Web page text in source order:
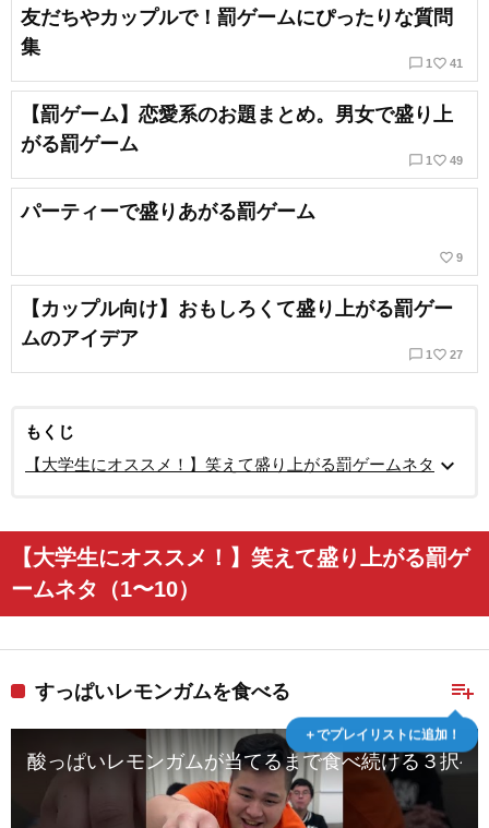
友だちやカップルで！罰ゲームにぴったりな質問
集
chat_bubble_outline 1 favorite_border 41
【罰ゲーム】恋愛系のお題まとめ。男女で盛り上
がる罰ゲーム
chat_bubble_outline 1 favorite_border 49
パーティーで盛りあがる罰ゲーム
favorite_border 9
【カップル向け】おもしろくて盛り上がる罰ゲー
ムのアイデア
chat_bubble_outline 1 favorite_border 27
もくじ
【大学生にオススメ！】笑えて盛り上がる罰ゲームネタ expand_more
【大学生にオススメ！】笑えて盛り上がる罰ゲ
ームネタ（1〜10）
playlist_add
＋でプレイリストに追加！
すっぱいレモンガムを食べる
酸っぱいレモンガムが当てるまで食べ続ける３択